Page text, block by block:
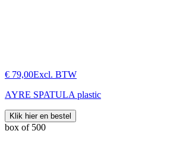
€ 79,00Excl. BTW
AYRE SPATULA plastic
Klik hier en bestel
box of 500